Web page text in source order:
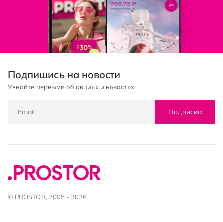
Подпишись на новости
Узнайте первыми об акциях и новостях
Подписка
© PROSTOR, 2005 - 2026